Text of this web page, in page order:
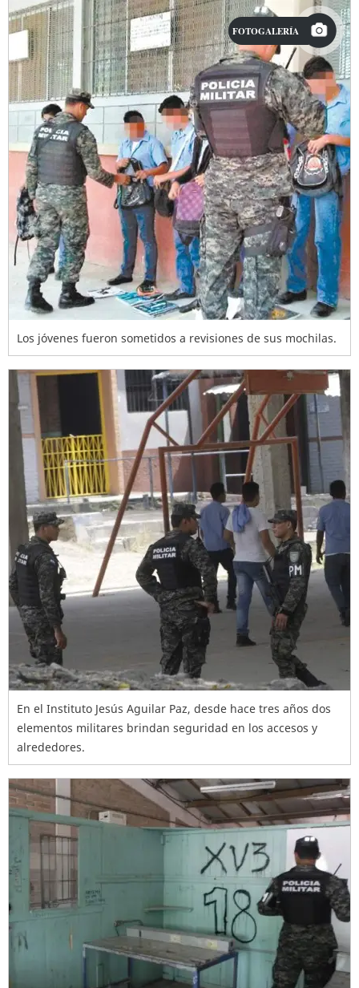
FOTOGALERÍA
Los jóvenes fueron sometidos a revisiones de sus mochilas.
En el Instituto Jesús Aguilar Paz, desde hace tres años dos
elementos militares brindan seguridad en los accesos y
alrededores.